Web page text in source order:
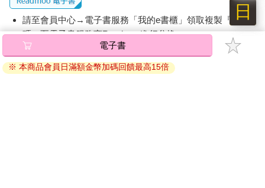
請至會員中心→電子書服務「我的e書櫃」領取複製『兌換
碼』至電子書服務商Readmoo進行兌換。
退換貨須知：
因版權保護，您在金石堂所購買的電子書僅能以金石堂專屬
電子書
※ 本商品會員日滿額金幣加碼回饋最高15倍
日